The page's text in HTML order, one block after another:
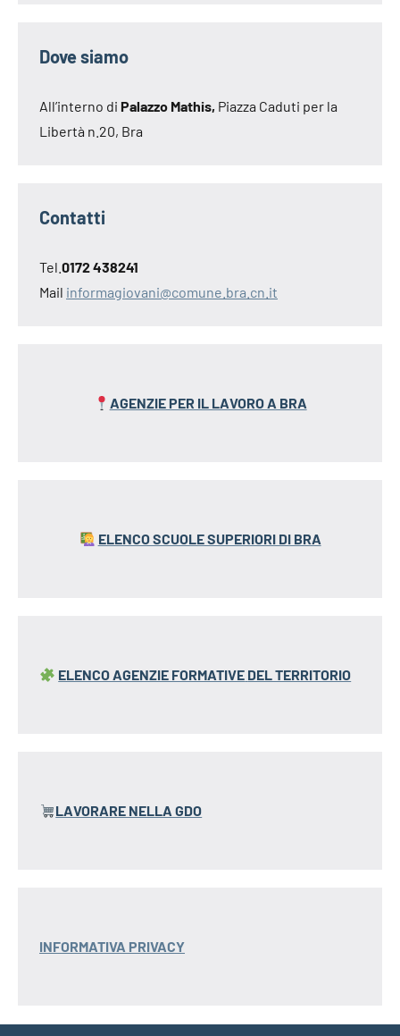
Dove siamo
All’interno di Palazzo Mathis, Piazza Caduti per la
Libertà n.20, Bra
Contatti
Tel. 0172 438241
Mail informagiovani@comune.bra.cn.it
AGENZIE PER IL LAVORO A BRA
ELENCO SCUOLE SUPERIORI DI BRA
ELENCO AGENZIE FORMATIVE DEL TERRITORIO
LAVORARE NELLA GDO
INFORMATIVA PRIVACY